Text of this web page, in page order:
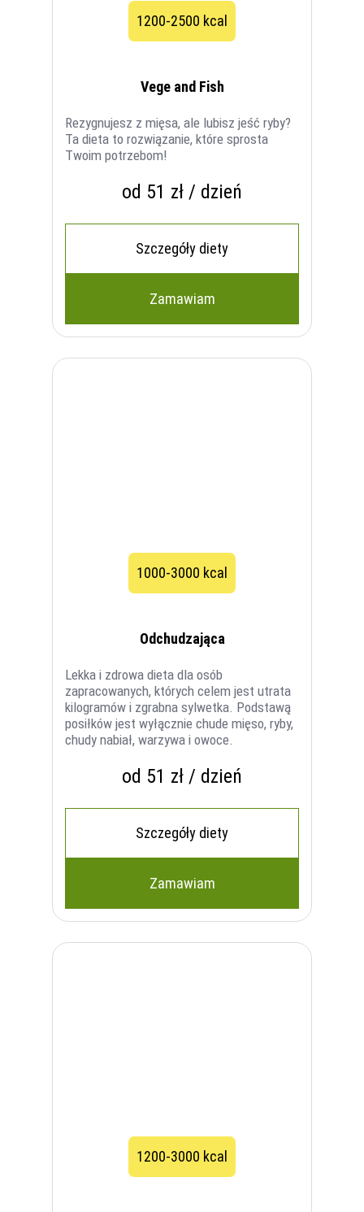
1200-2500 kcal
Vege and Fish
Rezygnujesz z mięsa, ale lubisz jeść ryby?
Ta dieta to rozwiązanie, które sprosta
Twoim potrzebom!
od 51 zł / dzień
Szczegóły diety
Zamawiam
1000-3000 kcal
Odchudzająca
Lekka i zdrowa dieta dla osób
zapracowanych, których celem jest utrata
kilogramów i zgrabna sylwetka. Podstawą
posiłków jest wyłącznie chude mięso, ryby,
chudy nabiał, warzywa i owoce.
od 51 zł / dzień
Szczegóły diety
Zamawiam
1200-3000 kcal